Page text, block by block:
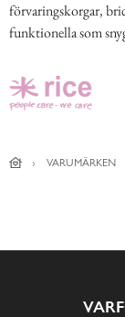
förvaringskorgar,
funktionella som
VARUMÄRKEN